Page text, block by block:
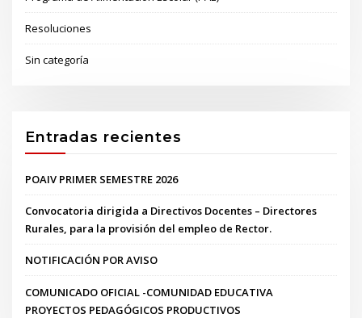
Resoluciones
Sin categoría
Entradas recientes
POAIV PRIMER SEMESTRE 2026
Convocatoria dirigida a Directivos Docentes – Directores
Rurales, para la provisión del empleo de Rector.
NOTIFICACIÓN POR AVISO
COMUNICADO OFICIAL -COMUNIDAD EDUCATIVA
PROYECTOS PEDAGÓGICOS PRODUCTIVOS